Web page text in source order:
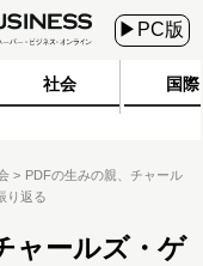
▶PC版
社会 国際
PDFの生みの親、チャール
り返る
ャールズ・ゲ